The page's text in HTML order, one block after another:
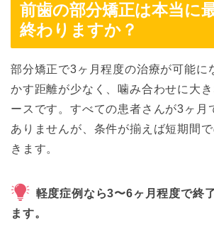
前歯の部分矯正は本当に
終わりますか？
部分矯正で3ヶ月程度の治療が可能に
かす距離が少なく、噛み合わせに大
ースです。すべての患者さんが3ヶ月
ありませんが、条件が揃えば短期間
きます。
軽度症例なら3〜6ヶ月程度で終
ます。